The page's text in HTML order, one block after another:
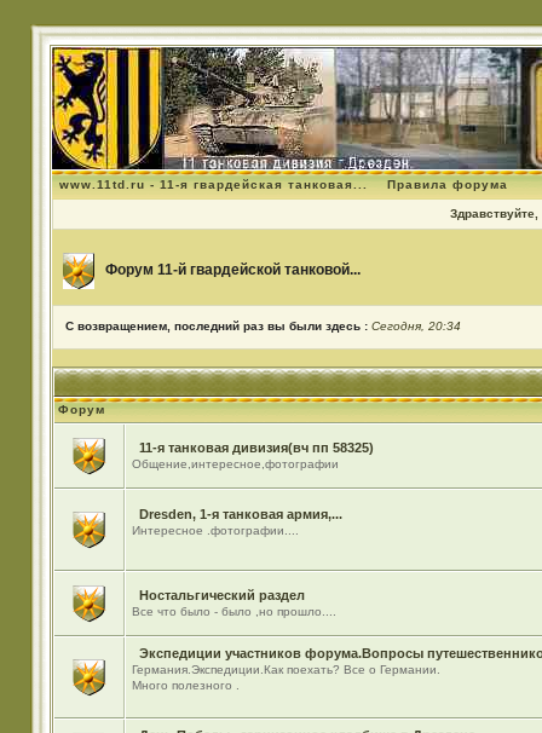
www.11td.ru - 11-я гвардейская танковая... Правила форума
Здравствуйте,
Форум 11-й гвардейской танковой...
С возвращением, последний раз вы были здесь : Сегодня, 20:34
Форум
11-я танковая дивизия(вч пп 58325)
Общение,интересное,фотографии
Dresden, 1-я танковая армия,...
Интересное .фотографии....
Ностальгический раздел
Все что было - было ,но прошло....
Экспедиции участников форума.Вопросы
Германия.Экспедиции.Как поехать? Все о Германии.
Много полезного .